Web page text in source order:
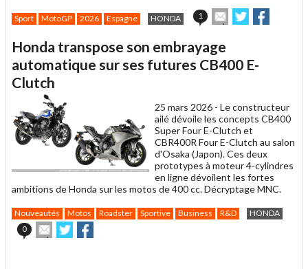
Sport MotoGP 2026 Espagne HONDA 1
Envoyer
cet
à
un
ami
Partager
sur sur
Honda transpose son embrayage
automatique sur ses futures CB400 E-
Clutch
25 mars 2026 - Le constructeur
ailé dévoile les concepts CB400
Super Four E-Clutch et
CBR400R Four E-Clutch au salon
d'Osaka (Japon). Ces deux
prototypes à moteur 4-cylindres
en ligne dévoilent les fortes
ambitions de Honda sur les motos de 400 cc. Décryptage MNC.
Nouveautés Motos Roadster Sportive Business R&D
HONDA
0
Envoyer
cet
Partager
sur sur